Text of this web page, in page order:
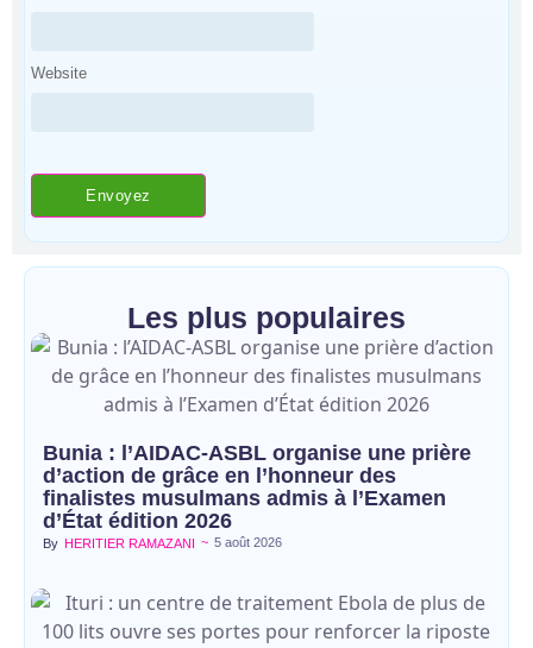
Website
Les plus populaires
Bunia : l’AIDAC-ASBL organise une prière
d’action de grâce en l’honneur des
finalistes musulmans admis à l’Examen
d’État édition 2026
By HERITIER RAMAZANI ~ 5 août 2026